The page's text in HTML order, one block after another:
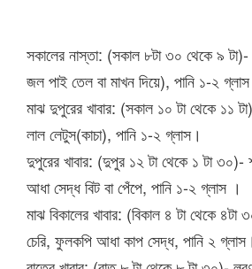
সকালের নাস্তা: (সকাল ৮টা ৩০ থেকে ৯
জল পাই তেল বা মাখন দিয়ে), পানি ১-২
মাঝ দুপুরের খাবার: (সকাল ১০ টা থেকে ১১
লাল লেটুস(কাচা), পানি ১-২ গ্লাস।
দুপুরের খাবার: (দুপুর ১২ টা থেকে ১ টা ৩০)-
আধা সেদ্ধ বিট বা পেঁপে, পানি ১-২ গ্লাস ।
মাঝ বিকালের খাবার: (বিকাল ৪ টা থেকে
চেরি, ফুলকপি আধা কাপ সেদ্ধ, পানি ২ গ্লাস।